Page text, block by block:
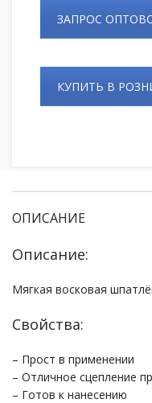
ЗАПРОС
КУПИТЬ В
ОПИСАНИЕ
Описание:
Мягкая восковая
Свойства:
– Прост в применении
– Отличное сцепление
– Готов к нанесению